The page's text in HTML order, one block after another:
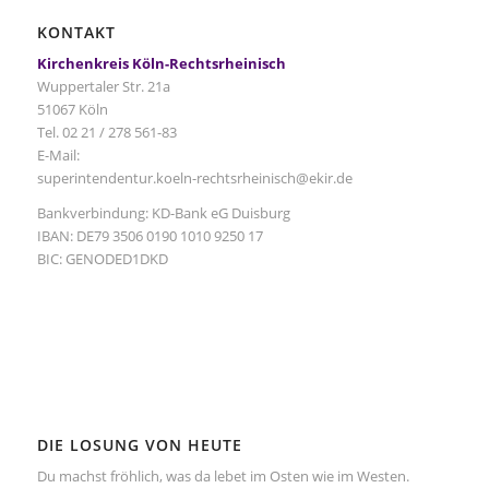
KONTAKT
Kirchenkreis Köln-Rechtsrheinisch
Wuppertaler Str. 21a
51067 Köln
Tel. 02 21 / 278 561-83
E-Mail:
superintendentur.koeln-rechtsrheinisch@ekir.de
Bankverbindung: KD-Bank eG Duisburg
IBAN: DE79 3506 0190 1010 9250 17
BIC: GENODED1DKD
DIE LOSUNG VON HEUTE
Du machst fröhlich, was da lebet im Osten wie im Westen.